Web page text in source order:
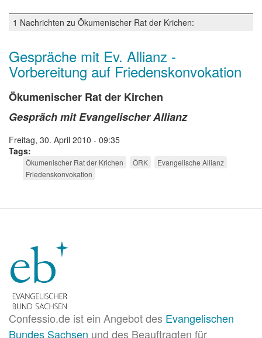
1 Nachrichten zu Ökumenischer Rat der Krichen:
Gespräche mit Ev. Allianz -
Vorbereitung auf Friedenskonvokation
Ökumenischer Rat der Kirchen
Gespräch mit Evangelischer Allianz
Freitag, 30. April 2010 - 09:35
Tags
Ökumenischer Rat der Krichen ÖRK
Evangelische Allianz
Friedenskonvokation
Confessio.de ist ein Angebot des Evangelischen
Bundes Sachsen und des Beauftragten für